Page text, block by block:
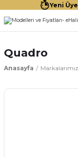
Yeni
Quadro
Anasayfa Markalarımız